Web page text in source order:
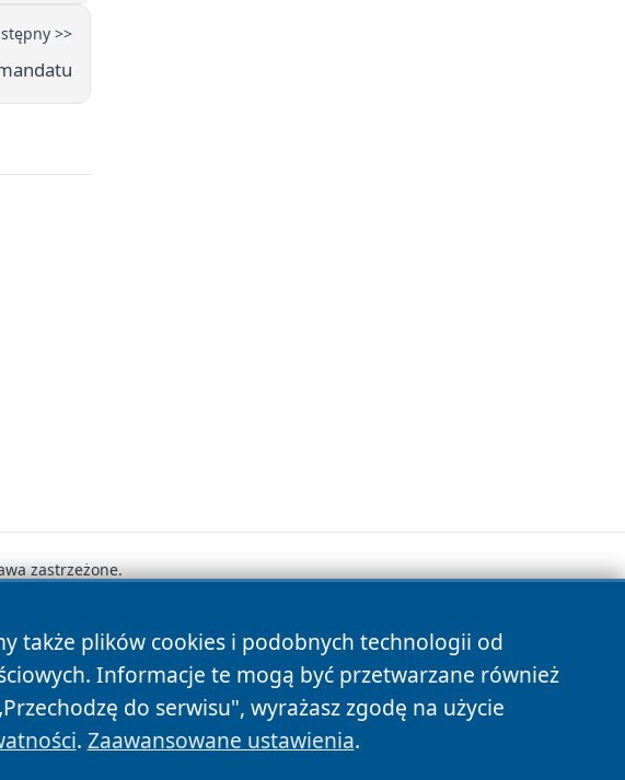
>>
także plików cookies i podobnych technologii od
Informacje te mogą być przetwarzane również
do serwisu", wyrażasz zgodę na użycie
. Zaawansowane ustawienia.
zastrzeżone.
Cookies